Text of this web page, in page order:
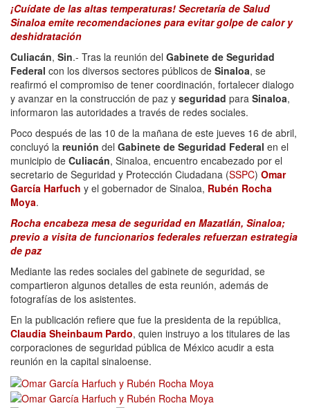
¡Cuídate de las altas temperaturas! Secretaría de Salud
Sinaloa emite recomendaciones para evitar golpe de calor y
deshidratación
Culiacán, Sin.- Tras la reunión del Gabinete de Seguridad
Federal con los diversos sectores públicos de Sinaloa, se
reafirmó el compromiso de tener coordinación, fortalecer dialogo
y avanzar en la construcción de paz y seguridad para Sinaloa,
informaron las autoridades a través de redes sociales.
Poco después de las 10 de la mañana de este jueves 16 de abril,
concluyó la reunión del Gabinete de Seguridad Federal en el
municipio de Culiacán, Sinaloa, encuentro encabezado por el
secretario de Seguridad y Protección Ciudadana (SSPC) Omar
García Harfuch y el gobernador de Sinaloa, Rubén Rocha
Moya.
Rocha encabeza mesa de seguridad en Mazatlán, Sinaloa;
previo a visita de funcionarios federales refuerzan estrategia
de paz
Mediante las redes sociales del gabinete de seguridad, se
compartieron algunos detalles de esta reunión, además de
fotografías de los asistentes.
En la publicación refiere que fue la presidenta de la república,
Claudia Sheinbaum Pardo, quien instruyo a los titulares de las
corporaciones de seguridad pública de México acudir a esta
reunión en la capital sinaloense.